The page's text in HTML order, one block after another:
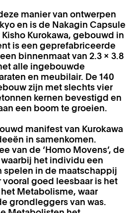
manier van ontwerpen
en is de Nakagin Capsule
Kurokawa, gebouwd in
is een geprefabriceerde
binnenmaat van 2.3 x 3.8
alle ingebouwde
en meubilair. De 140
zijn met slechts vier
kernen bevestigd en
een boom te groeien.
manifest van Kurokawa
in samenkomen.
van de ‘Homo Movens’, de
het individu een
spelen in de maatschappij
goed leesbaar is het
Metabolisme, waar
grondleggers van was.